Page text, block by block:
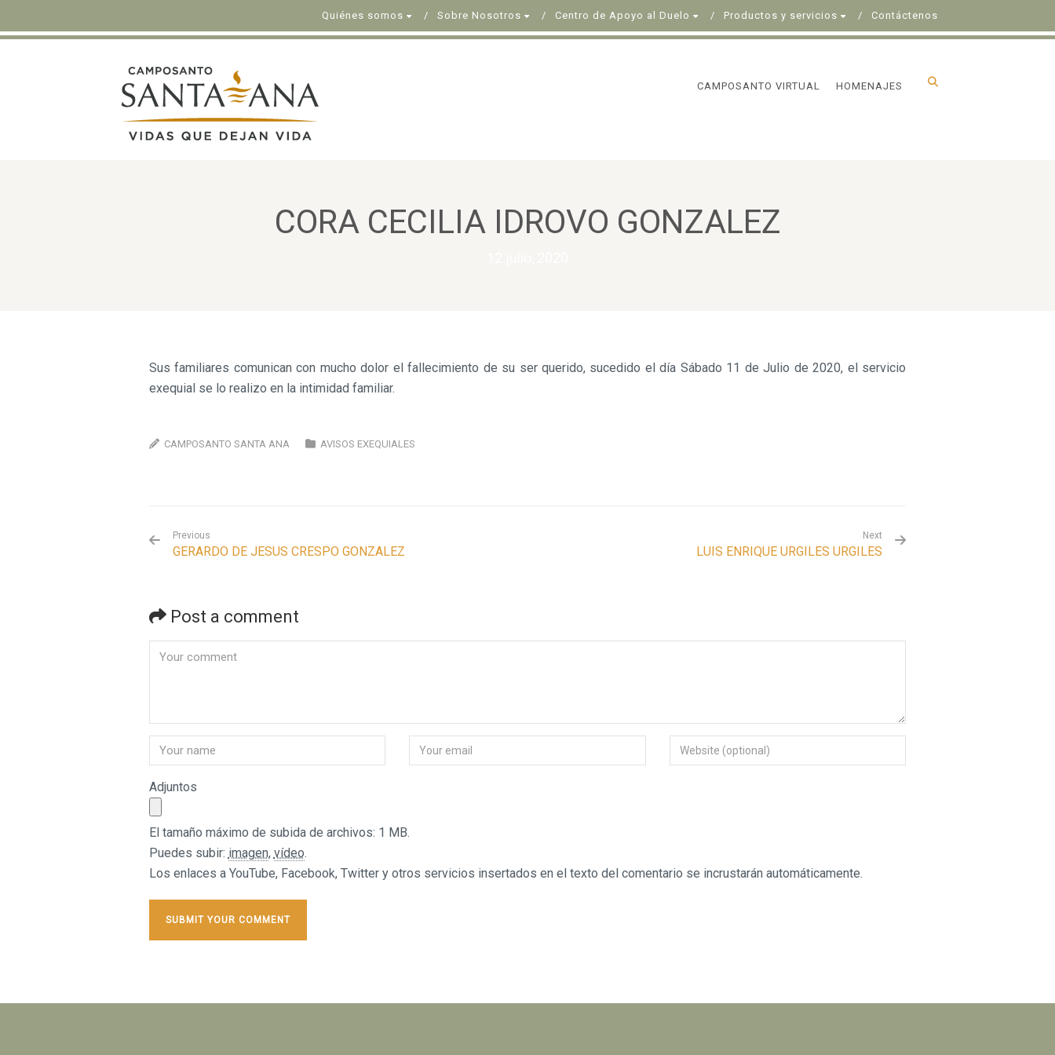
Quiénes somos Sobre Nosotros Centro de Apoyo al Duelo Productos y servicios Contáctenos
CAMPOSANTO VIRTUAL HOMENAJES
CORA CECILIA IDROVO GONZALEZ
Sus familiares comunican con mucho dolor el fallecimiento de su ser querido, sucedido el día Sábado 11 de Julio de 2020, el servicio
exequial se lo realizo en la intimidad familiar.
CAMPOSANTO SANTA ANA AVISOS EXEQUIALES
Previous
GERARDO DE JESUS CRESPO GONZALEZ
Next
LUIS ENRIQUE URGILES URGILES
Post a comment
Adjuntos
El tamaño máximo de subida de archivos: 1 MB.
Puedes subir: imagen, vídeo.
Los enlaces a YouTube, Facebook, Twitter y otros servicios insertados en el texto del comentario se incrustarán automáticamente.